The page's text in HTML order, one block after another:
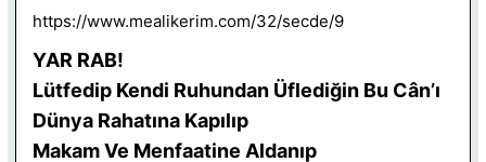
https://www.mealikerim.com/32/secde/9
YAR RAB!
Lütfedip Kendi Ruhundan Üflediğin Bu Cân’ı
Dünya Rahatına Kapılıp
Makam Ve Menfaatine Aldanıp